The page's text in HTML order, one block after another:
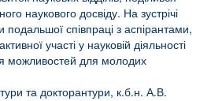
наукового досвіду. На зустрічі
подальшої співпраці з аспірантами,
участі у науковій діяльності
можливостей для молодих
та докторантури, к.б.н. А.В.